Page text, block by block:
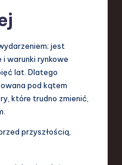
jest
i warunki rynkowe
lat. Dlatego
pod kątem
które trudno zmienić,
przyszłością,